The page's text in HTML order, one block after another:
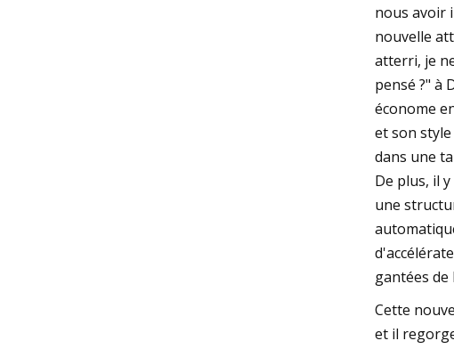
nous avoir
nouvelle
atterri, je
pensé ?" à
économe
et son
dans une
De plus, il
une
gantées
Cette
et il